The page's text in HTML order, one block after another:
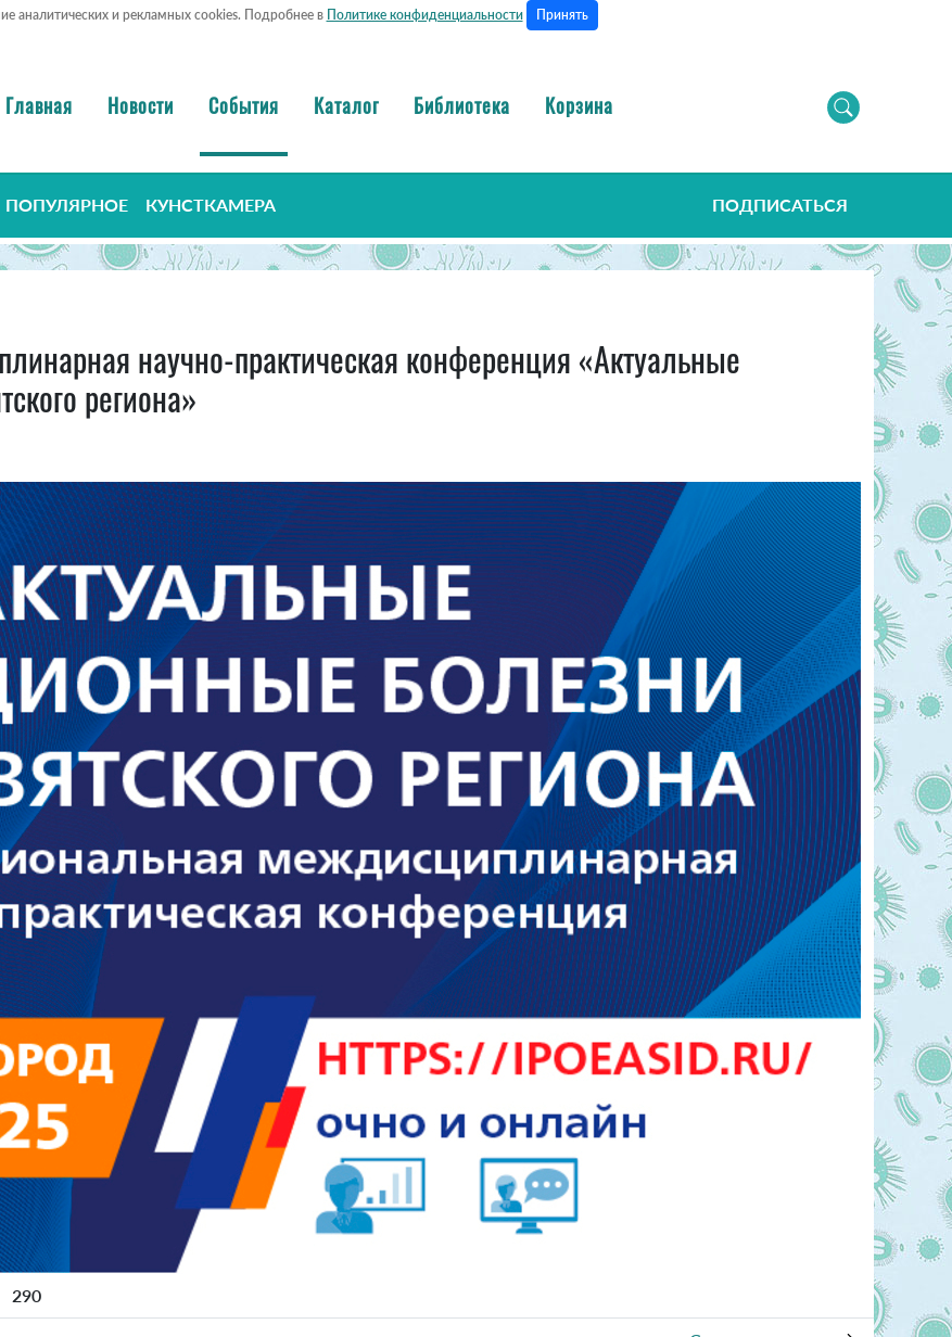
аналитических и рекламных cookies. Подробнее в Политике конфиденциальности Принять
Главная Новости События Каталог Библиотека Корзина
ПОПУЛЯРНОЕ КУНСТКАМЕРА ПОДПИСАТЬСЯ
научно-практическая конференция «Актуальные
региона»
290